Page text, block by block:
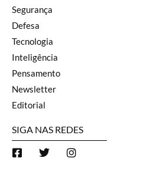
Segurança
Defesa
Tecnologia
Inteligência
Pensamento
Newsletter
Editorial
SIGA NAS REDES